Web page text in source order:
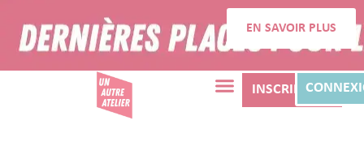
EN SAVOIR PLUS
INSCRIPTION